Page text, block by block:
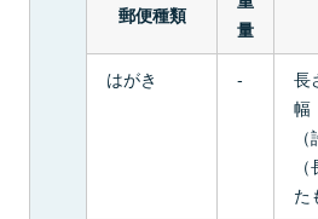
郵便種類
量
はがき -
長
た